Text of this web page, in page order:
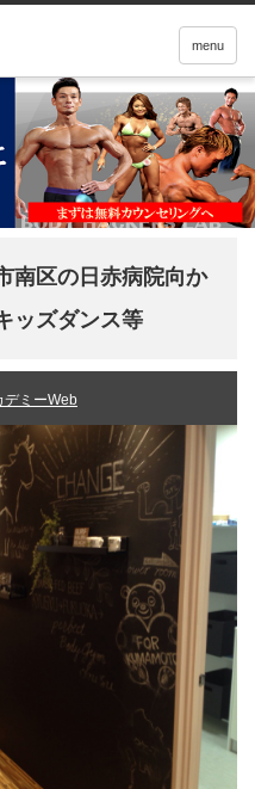
menu
南区の日赤病院向か
ッズダンス等
デミーWeb